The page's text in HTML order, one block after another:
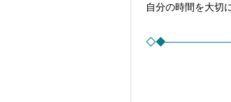
自分の時間を大切